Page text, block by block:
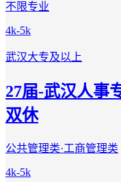
不限专业
4k-5k
武汉大专及以上
27届-武汉人事
双休
公共管理类·工商管理类
4k-5k